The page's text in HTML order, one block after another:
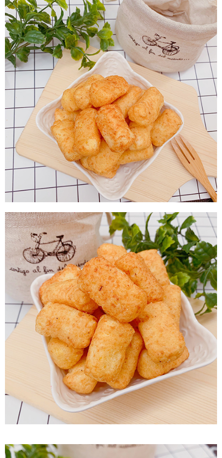
全家取貨付款
每筆NT$60，滿NT$799(含以上)免運費
付款後全家取貨
每筆NT$60，滿NT$799(含以上)免運費
7-11取貨付款
每筆NT$60，滿NT$799(含以上)免運費
付款後7-11取貨
每筆NT$60，滿NT$799(含以上)免運費
宅配到家
每筆NT$150，滿NT$1,399(含以上)免運費
澎湖金門馬祖宅配到家
每筆NT$250
付款後門市自取
免運費